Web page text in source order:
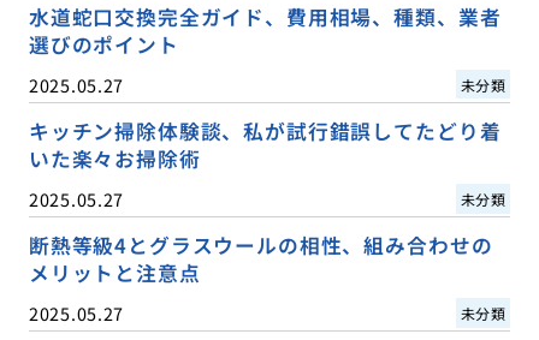
水道蛇口交換完全ガイド、費用相場、種類、業者
選びのポイント
2025.05.27 未分類
キッチン掃除体験談、私が試行錯誤してたどり着
いた楽々お掃除術
2025.05.27 未分類
断熱等級4とグラスウールの相性、組み合わせの
メリットと注意点
2025.05.27 未分類